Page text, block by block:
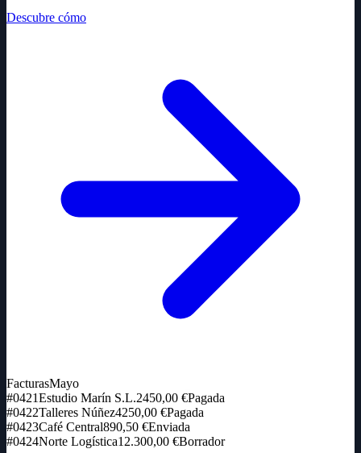
Descubre cómo
FacturasMayo
#0421Estudio Marín S.L.2450,00 €Pagada
#0422Talleres Núñez4250,00 €Pagada
#0423Café Central890,50 €Enviada
#0424Norte Logística12.300,00 €Borrador